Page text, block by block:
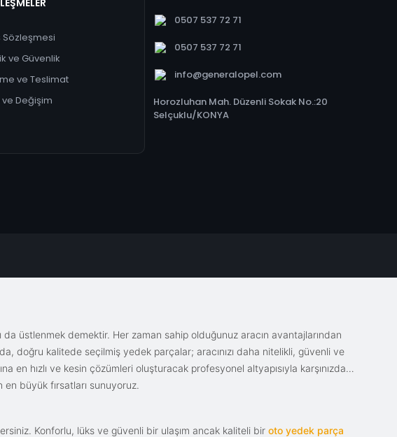
Sözleşmesi
ve Güvenlik
ve Teslimat
Değişim
0507 537 72 71
0507 537 72 71
info@generalopel.com
Horozluhan Mah. Düzenli Sokak No.:20
Selçuklu/KONYA
üstlenmek demektir. Her zaman sahip olduğunuz aracın avantajlarından
doğru kalitede seçilmiş yedek parçalar; aracınızı daha nitelikli, güvenli ve
en hızlı ve kesin çözümleri oluşturacak profesyonel altyapısıyla karşınızda.
büyük fırsatları sunuyoruz.
Konforlu, lüks ve güvenli bir ulaşım ancak kaliteli bir oto yedek parça